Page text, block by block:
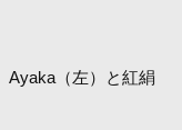
Ayaka（左）と紅絹